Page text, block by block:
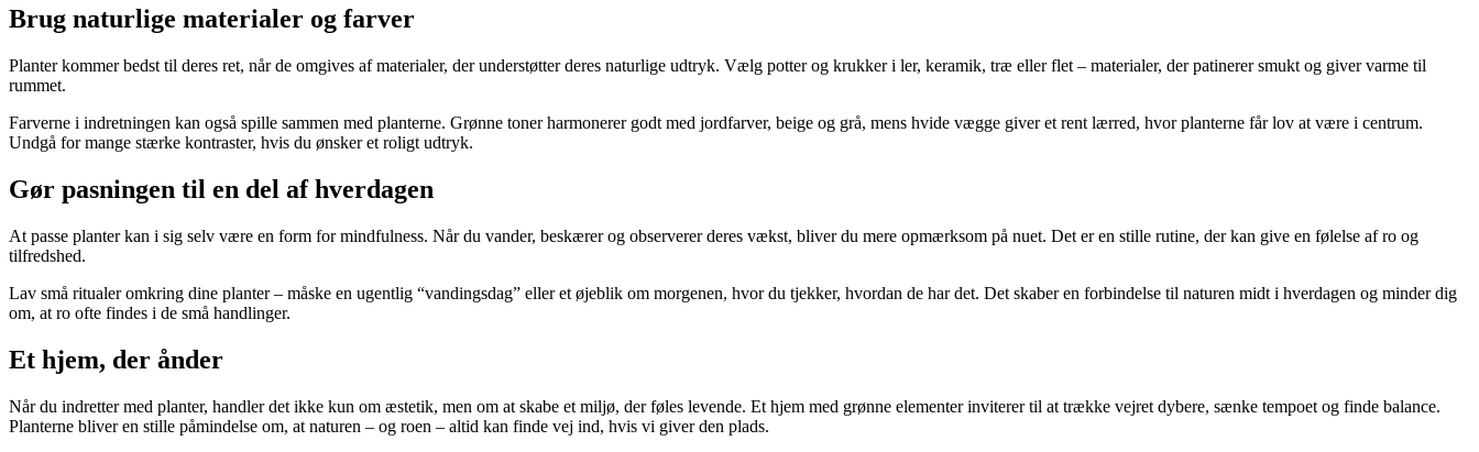
Brug naturlige materialer og farver
Planter kommer bedst til deres ret, når de omgives af materialer, der understøtter deres naturlige udtryk. Vælg potter og krukker i ler, keramik, træ eller flet – materialer, der patinerer smukt og giver varme til
rummet.
Farverne i indretningen kan også spille sammen med planterne. Grønne toner harmonerer godt med jordfarver, beige og grå, mens hvide vægge giver et rent lærred, hvor planterne får lov at være i centrum.
Undgå for mange stærke kontraster, hvis du ønsker et roligt udtryk.
Gør pasningen til en del af hverdagen
At passe planter kan i sig selv være en form for mindfulness. Når du vander, beskærer og observerer deres vækst, bliver du mere opmærksom på nuet. Det er en stille rutine, der kan give en følelse af ro og
tilfredshed.
Lav små ritualer omkring dine planter – måske en ugentlig “vandingsdag” eller et øjeblik om morgenen, hvor du tjekker, hvordan de har det. Det skaber en forbindelse til naturen midt i hverdagen og minder dig
om, at ro ofte findes i de små handlinger.
Et hjem, der ånder
Når du indretter med planter, handler det ikke kun om æstetik, men om at skabe et miljø, der føles levende. Et hjem med grønne elementer inviterer til at trække vejret dybere, sænke tempoet og finde balance.
Planterne bliver en stille påmindelse om, at naturen – og roen – altid kan finde vej ind, hvis vi giver den plads.